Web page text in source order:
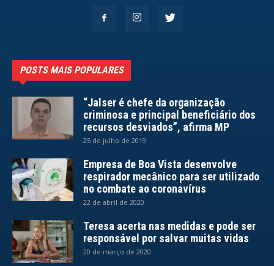
POSTS MAIS POPULARES
“Jalser é chefe da organização
criminosa e principal beneficiário dos
recursos desviados”, afirma MP
25 de julho de 2019
Empresa de Boa Vista desenvolve
respirador mecânico para ser utilizado
no combate ao coronavírus
22 de abril de 2020
Teresa acerta nas medidas e pode ser
responsável por salvar muitas vidas
20 de março de 2020